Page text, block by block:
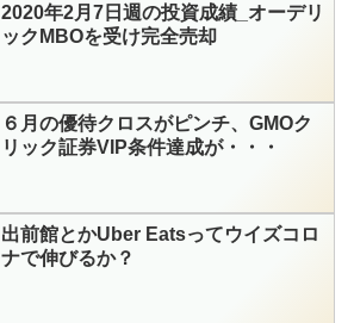
2020年2月7日週の投資成績_オーデリ
ックMBOを受け完全売却
６月の優待クロスがピンチ、GMOク
リック証券VIP条件達成が・・・
出前館とかUber Eatsってウイズコロ
ナで伸びるか？